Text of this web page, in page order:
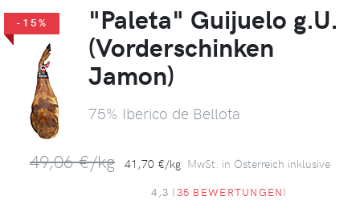
-15% "Paleta" Guijuelo g.U.
(Vorderschinken
Jamon)
75% Iberico de Bellota
49,06 €/kg 41,70 €/kg MwSt. in Österreich inklusive
4,3 (35 BEWERTUNGEN)